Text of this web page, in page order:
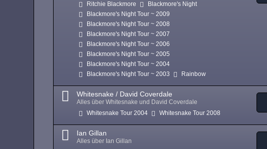
Ritchie Blackmore
Blackmore's Night
Blackmore's Night Tour ~ 2009
Blackmore's Night Tour ~ 2008
Blackmore's Night Tour ~ 2007
Blackmore's Night Tour ~ 2006
Blackmore's Night Tour ~ 2005
Blackmore's Night Tour ~ 2004
Blackmore's Night Tour ~ 2003
Rainbow
Whitesnake / David Coverdale
Alles über Whitesnake und David Coverdale
Whitesnake Tour 2004 Whitesnake Tour 2008
Ian Gillan
Alles über Ian Gillan